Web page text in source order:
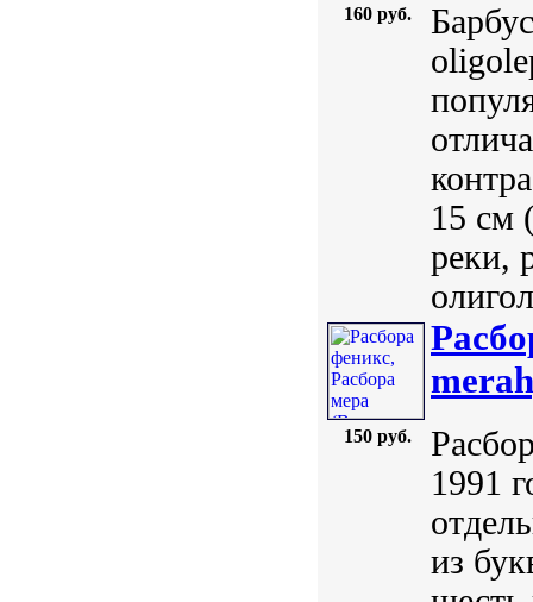
160 руб.
15 см
реки,
150 руб.
1991
из